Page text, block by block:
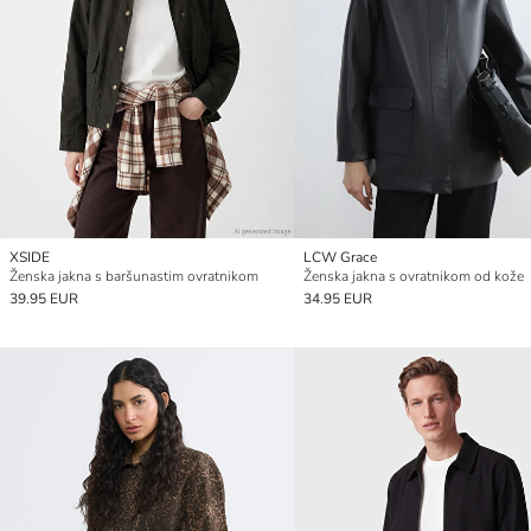
XSIDE
Ženska jakna s baršunastim ovratnikom
39.95 EUR
LCW Grace
Ženska jakna s ovratnikom od kože
34.95 EUR